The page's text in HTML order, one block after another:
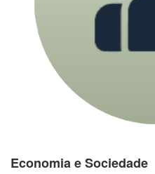
Economia e Sociedade